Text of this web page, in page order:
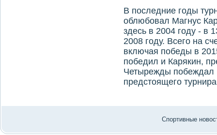
В последние годы
облюбовал Магнус
здесь в 2004 году - в
2008 году. Всего на
включая победы в
победил и Карякин,
Четырежды побеждал
предстοящего
Спортивные